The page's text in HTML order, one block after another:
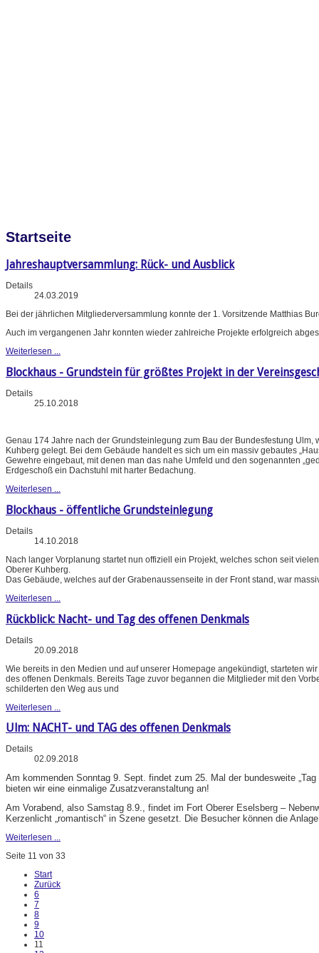
Startseite
Jahreshauptversammlung: Rück- und Ausblick
Details
24.03.2019
Bei der jährlichen Mitgliederversammlung konnte der 1. Vorsitzende Matthias
Auch im vergangenen Jahr konnten wieder zahlreiche Projekte erfolgreich
Weiterlesen ...
Blockhaus - Grundstein für größtes Projekt in der
Details
25.10.2018
Genau 174 Jahre nach der Grundsteinlegung zum Bau der Bundesfestung
Kuhberg gelegt. Bei dem Gebäude handelt es sich um ein massiv gebautes
Gewehre eingebaut, mit denen man das nahe Umfeld und den sogenannten
Erdgeschoß ein Dachstuhl mit harter Bedachung.
Weiterlesen ...
Blockhaus - öffentliche Grundsteinlegung
Details
14.10.2018
Nach langer Vorplanung startet nun offiziell ein Projekt, welches schon seit
Oberer Kuhberg.
Das Gebäude, welches auf der Grabenaussenseite in der Front stand, war
Weiterlesen ...
Rückblick: Nacht- und Tag des offenen Denkmals
Details
20.09.2018
Wie bereits in den Medien und auf unserer Homepage angekündigt, starteten
des offenen Denkmals. Bereits Tage zuvor begannen die Mitglieder mit den
schilderten den Weg aus und
Weiterlesen ...
Ulm: NACHT- und TAG des offenen Denkmals
Details
02.09.2018
Am kommenden Sonntag 9. Sept. findet zum 25. Mal der bundesweite
bieten wir eine einmalige Zusatzveranstaltung an!
Am Vorabend, also Samstag 8.9., findet im Fort Oberer Eselsberg –
Kerzenlicht „romantisch“ in Szene gesetzt. Die Besucher können die Anlage
Weiterlesen ...
Seite 11 von 33
Start
Zurück
6
7
8
9
10
11